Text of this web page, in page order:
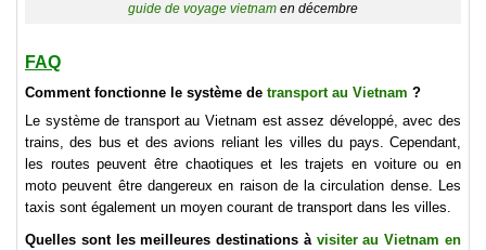
guide de voyage vietnam en décembre
FAQ
Comment fonctionne le système de transport au Vietnam ?
Le système de transport au Vietnam est assez développé, avec des
trains, des bus et des avions reliant les villes du pays. Cependant,
les routes peuvent être chaotiques et les trajets en voiture ou en
moto peuvent être dangereux en raison de la circulation dense. Les
taxis sont également un moyen courant de transport dans les villes.
Quelles sont les meilleures destinations à visiter au Vietnam en